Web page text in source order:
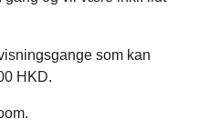
som kan
HKD.